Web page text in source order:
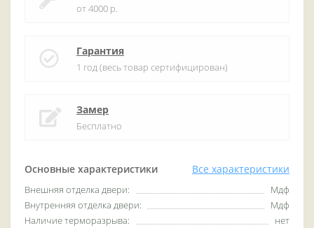
Основные характеристики Все характеристики
Внешняя отделка двери:
Мдф
Внутренняя отделка двери:
Мдф
Наличие терморазрыва:
нет
от 4000 р.
Гарантия
1 год (весь товар сертифицирован)
Замер
Бесплатно